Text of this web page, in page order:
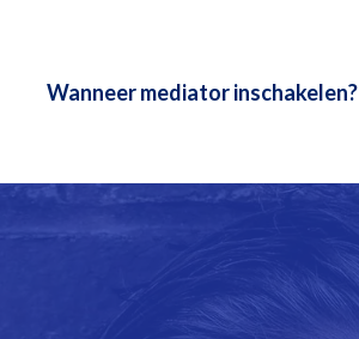
Wanneer mediator inschakelen?